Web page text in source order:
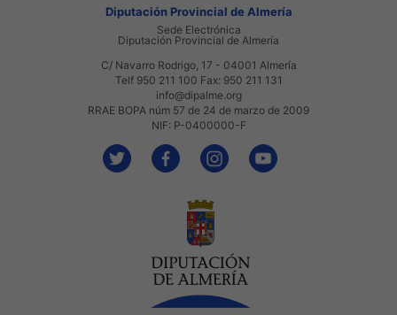
Diputación Provincial de Almería
Sede Electrónica
Diputación Provincial de Almería
C/ Navarro Rodrigo, 17 - 04001 Almería
Telf 950 211 100 Fax: 950 211 131
info@dipalme.org
RRAE BOPA núm 57 de 24 de marzo de 2009
NIF: P-0400000-F